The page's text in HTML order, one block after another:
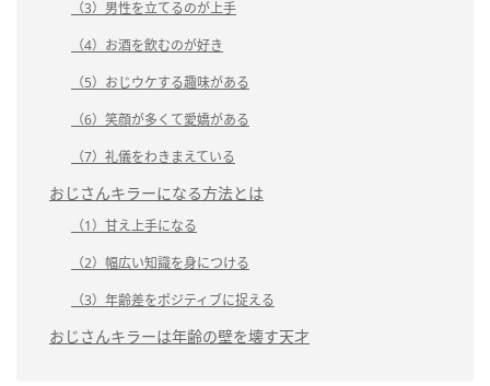
（3）男性を立てるのが上手
（4）お酒を飲むのが好き
（5）おじウケする趣味がある
（6）笑顔が多くて愛嬌がある
（7）礼儀をわきまえている
おじさんキラーになる方法とは
（1）甘え上手になる
（2）幅広い知識を身につける
（3）年齢差をポジティブに捉える
おじさんキラーは年齢の壁を壊す天才